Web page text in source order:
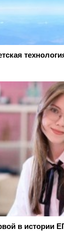
в истории